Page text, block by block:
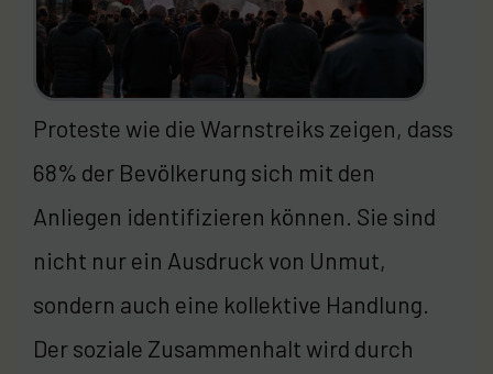
Proteste wie die Warnstreiks zeigen, dass
68% der Bevölkerung sich mit den
Anliegen identifizieren können. Sie sind
nicht nur ein Ausdruck von Unmut,
sondern auch eine kollektive Handlung.
Der soziale Zusammenhalt wird durch